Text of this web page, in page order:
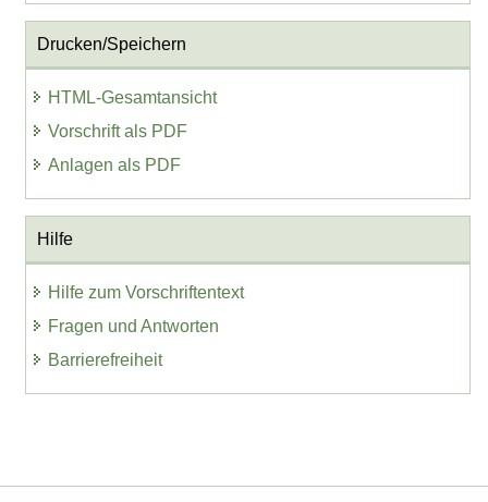
Drucken/Speichern
HTML-Gesamtansicht
Vorschrift als PDF
Anlagen als PDF
Hilfe
Hilfe zum Vorschriftentext
Fragen und Antworten
Barrierefreiheit